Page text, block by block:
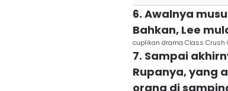
6. Awalnya
Bahkan, Lee
cuplikan drama Class Crush
7. Sampai
Rupanya, yang
orang di